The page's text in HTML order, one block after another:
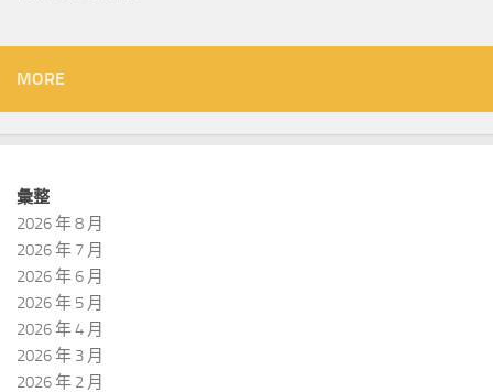
MORE
彙整
2026 年 8 月
2026 年 7 月
2026 年 6 月
2026 年 5 月
2026 年 4 月
2026 年 3 月
2026 年 2 月